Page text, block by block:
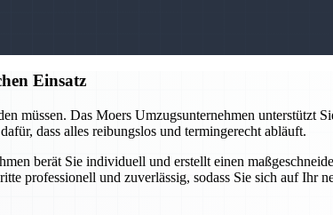
Einsatz
müssen. Das Moers Umzugsunternehmen unterstützt
dass alles reibungslos und termingerecht abläuft.
berät Sie individuell und erstellt einen
professionell und zuverlässig, sodass Sie sich auf Ihr